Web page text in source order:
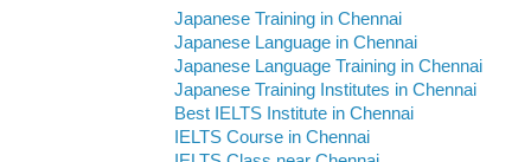
Japanese Training in Chennai
Japanese Language in Chennai
Japanese Language Training in Chennai
Japanese Training Institutes in Chennai
Best IELTS Institute in Chennai
IELTS Course in Chennai